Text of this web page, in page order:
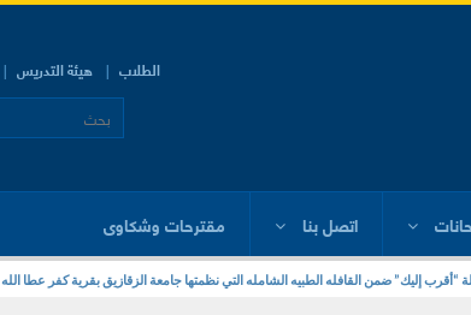
الطلاب هيئة التدريس
اتصل بنا مقترحات وشكاوى
إليك” ضمن القافله الطبيه الشامله التي نظمتها جامعة الزقازيق بقرية كفر عطا الله
مجلس إدارة نادي أعضاء هيئة التدريس بجامعه الزقازيق .